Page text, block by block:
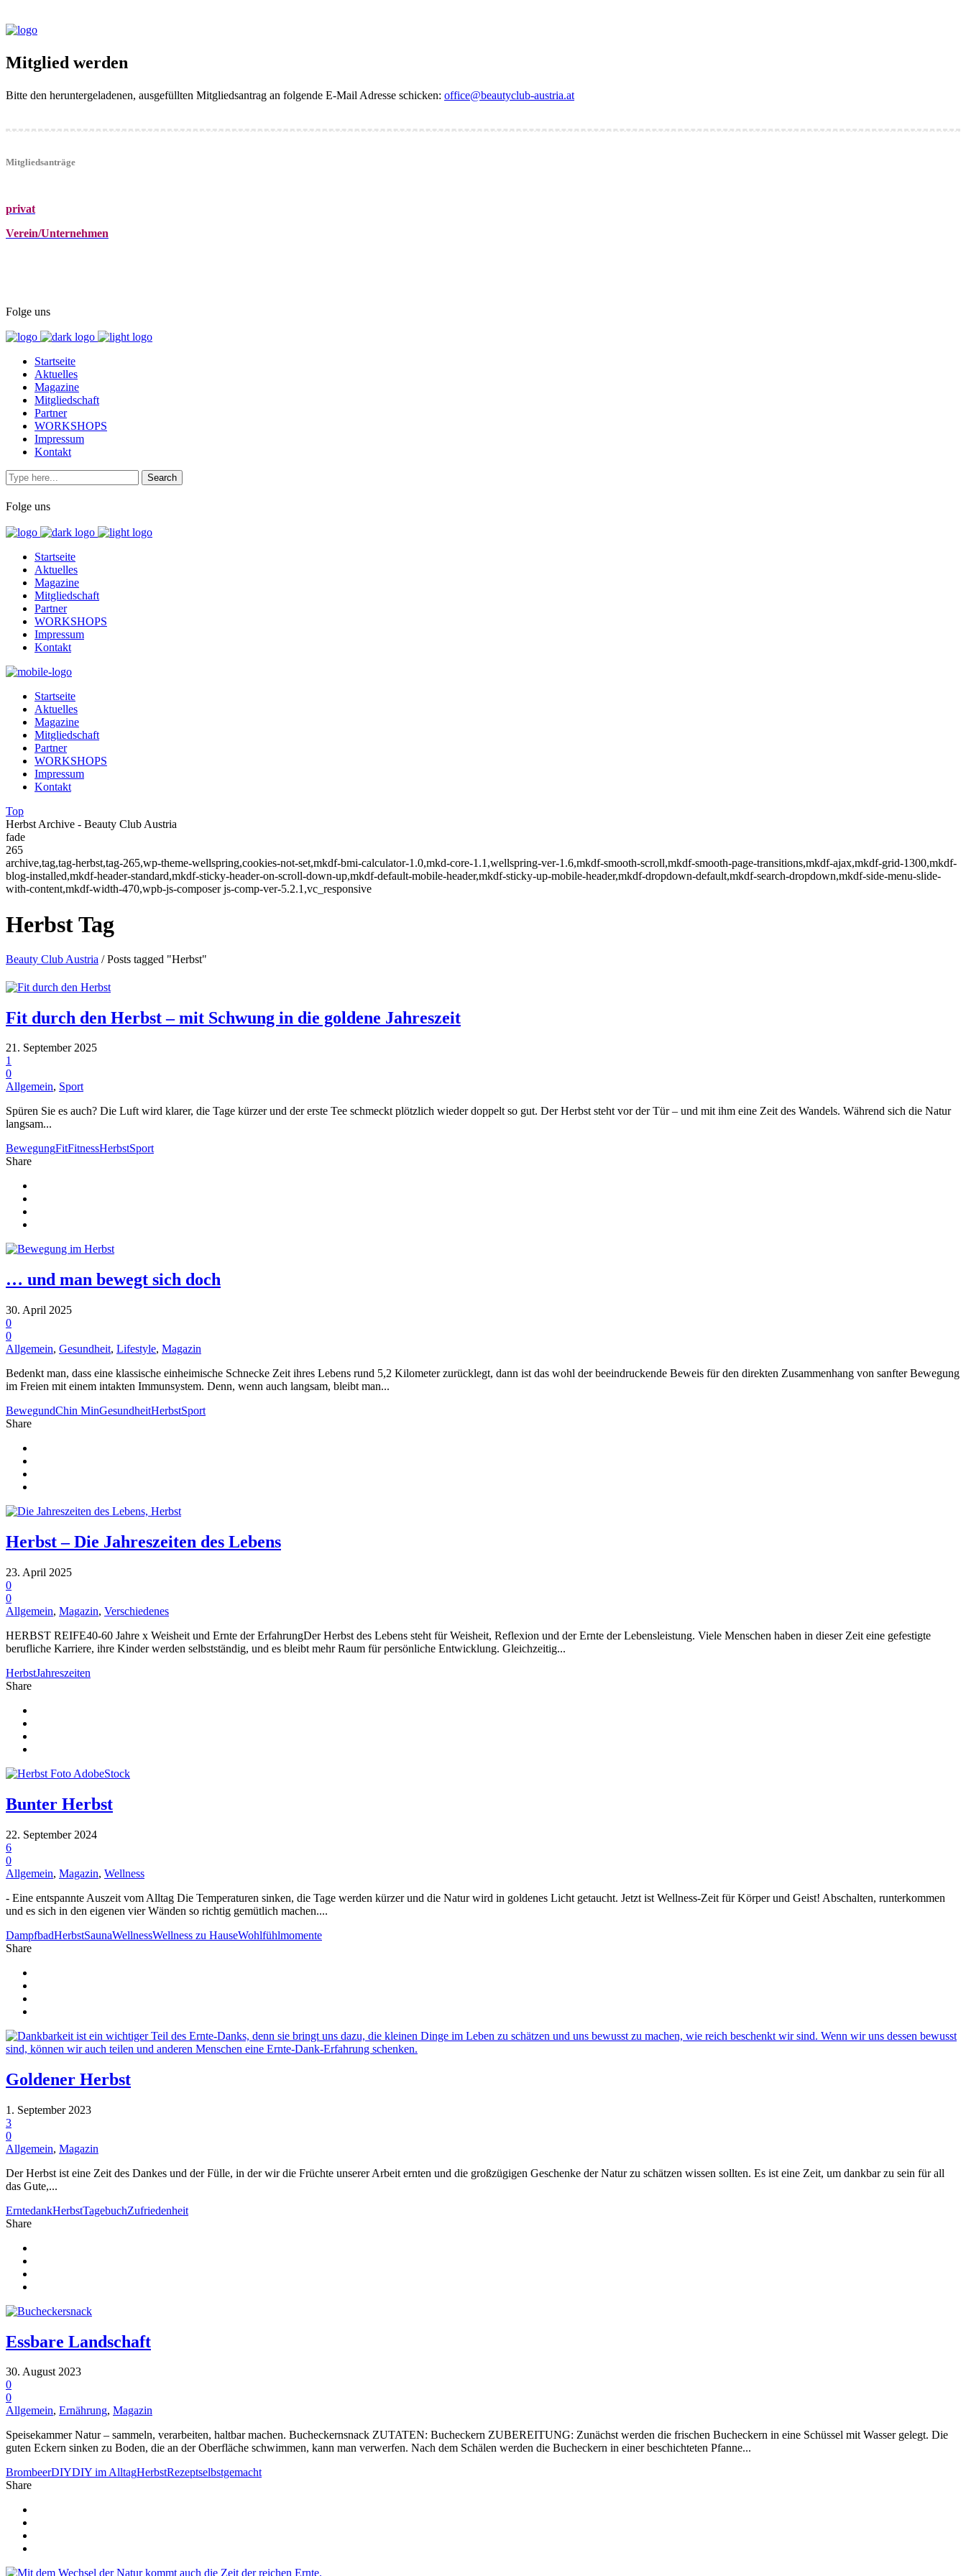
Mitglied werden
Bitte den heruntergeladenen, ausgefüllten Mitgliedsantrag an folgende E-Mail Adresse schicken: office@beautyclub-austria.at
Mitgliedsanträge
privat
Verein/Unternehmen
Folge uns
Startseite
Aktuelles
Magazine
Mitgliedschaft
Partner
WORKSHOPS
Impressum
Kontakt
Folge uns
Startseite
Aktuelles
Magazine
Mitgliedschaft
Partner
WORKSHOPS
Impressum
Kontakt
Startseite
Aktuelles
Magazine
Mitgliedschaft
Partner
WORKSHOPS
Impressum
Kontakt
Top
Herbst Archive - Beauty Club Austria
fade
265
archive,tag,tag-herbst,tag-265,wp-theme-wellspring,cookies-not-set,mkdf-bmi-calculator-1.0,mkd-core-1.1,wellspring-ver-1.6,mkdf-smooth-scroll,mkdf-smooth-page-transitions,mkdf-ajax,mkdf-grid-1300,mkdf-
blog-installed,mkdf-header-standard,mkdf-sticky-header-on-scroll-down-up,mkdf-default-mobile-header,mkdf-sticky-up-mobile-header,mkdf-dropdown-default,mkdf-search-dropdown,mkdf-side-menu-slide-
with-content,mkdf-width-470,wpb-js-composer js-comp-ver-5.2.1,vc_responsive
Herbst Tag
Beauty Club Austria /Posts tagged "Herbst"
Fit durch den Herbst – mit Schwung in die goldene Jahreszeit
21. September 2025
1
0
Allgemein, Sport
Spüren Sie es auch? Die Luft wird klarer, die Tage kürzer und der erste Tee schmeckt plötzlich wieder doppelt so gut. Der Herbst steht vor der Tür – und mit ihm eine Zeit des Wandels. Während sich die Natur
langsam...
BewegungFitFitnessHerbstSport
Share
… und man bewegt sich doch
30. April 2025
0
0
Allgemein, Gesundheit, Lifestyle, Magazin
Bedenkt man, dass eine klassische einheimische Schnecke Zeit ihres Lebens rund 5,2 Kilometer zurücklegt, dann ist das wohl der beeindruckende Beweis für den direkten Zusammenhang von sanfter Bewegung
im Freien mit einem intakten Immunsystem. Denn, wenn auch langsam, bleibt man...
BewegundChin MinGesundheitHerbstSport
Share
Herbst – Die Jahreszeiten des Lebens
23. April 2025
0
0
Allgemein, Magazin, Verschiedenes
HERBST REIFE40-60 Jahre x Weisheit und Ernte der ErfahrungDer Herbst des Lebens steht für Weisheit, Reflexion und der Ernte der Lebensleistung. Viele Menschen haben in dieser Zeit eine gefestigte
berufliche Karriere, ihre Kinder werden selbstständig, und es bleibt mehr Raum für persönliche Entwicklung. Gleichzeitig...
HerbstJahreszeiten
Share
Bunter Herbst
22. September 2024
6
0
Allgemein, Magazin, Wellness
- Eine entspannte Auszeit vom Alltag Die Temperaturen sinken, die Tage werden kürzer und die Natur wird in goldenes Licht getaucht. Jetzt ist Wellness-Zeit für Körper und Geist! Abschalten, runterkommen
und es sich in den eigenen vier Wänden so richtig gemütlich machen....
DampfbadHerbstSaunaWellnessWellness zu HauseWohlfühlmomente
Share
Goldener Herbst
1. September 2023
3
0
Allgemein, Magazin
Der Herbst ist eine Zeit des Dankes und der Fülle, in der wir die Früchte unserer Arbeit ernten und die großzügigen Geschenke der Natur zu schätzen wissen sollten. Es ist eine Zeit, um dankbar zu sein für all
das Gute,...
ErntedankHerbstTagebuchZufriedenheit
Share
Essbare Landschaft
30. August 2023
0
0
Allgemein, Ernährung, Magazin
Speisekammer Natur – sammeln, verarbeiten, haltbar machen. Bucheckernsnack ZUTATEN: Bucheckern ZUBEREITUNG: Zunächst werden die frischen Bucheckern in eine Schüssel mit Wasser gelegt. Die
guten Eckern sinken zu Boden, die an der Oberfläche schwimmen, kann man verwerfen. Nach dem Schälen werden die Bucheckern in einer beschichteten Pfanne...
BrombeerDIYDIY im AlltagHerbstRezeptselbstgemacht
Share